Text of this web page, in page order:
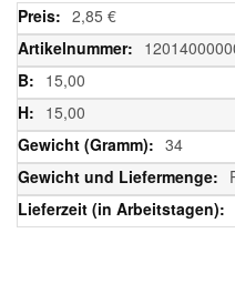
Weitere
Informationen
2,85 €
15,00
15,00
34